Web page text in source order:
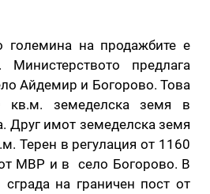
големина на продажбите е
предлага
Айдемир и Богорово. Това
земеделска земя в
Друг имот земеделска земя
Терен в регулация от 1160
МВР и в село Богорово. В
на граничен пост от